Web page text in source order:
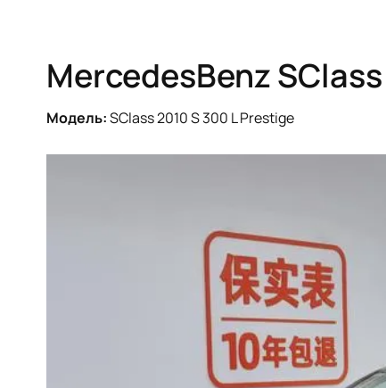
MercedesBenz
Модель:SClass 2010 S 300 L Prestige